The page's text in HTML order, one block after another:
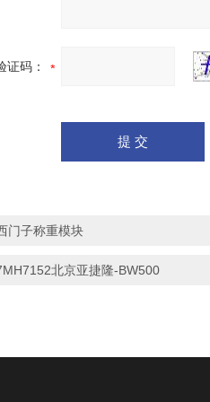
证码：
门子称重模块
北京亚捷隆-BW500